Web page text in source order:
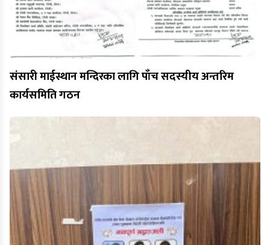
संसारी माईस्थान मन्दिरका लागि पाँच सदस्यीय अन्तरिम
कार्यसमिति गठन